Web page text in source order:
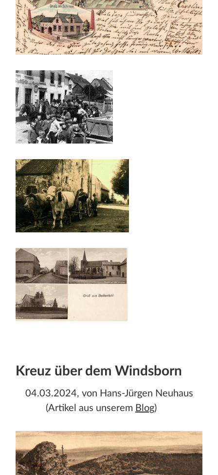
Publikationen
Blog
Datenschutz
Termine
Kreuz über dem Windsborn
04.03.2024, von Hans-Jürgen Neuhaus
(Artikel aus unserem Blog)